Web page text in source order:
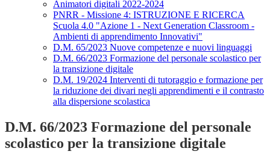
Animatori digitali 2022-2024
PNRR - Missione 4: ISTRUZIONE E RICERCA
Scuola 4.0 "Azione 1 - Next Generation Classroom -
Ambienti di apprendimento Innovativi"
D.M. 65/2023 Nuove competenze e nuovi linguaggi
D.M. 66/2023 Formazione del personale scolastico per
la transizione digitale
D.M. 19/2024 Interventi di tutoraggio e formazione per
la riduzione dei divari negli apprendimenti e il contrasto
alla dispersione scolastica
D.M. 66/2023 Formazione del personale
scolastico per la transizione digitale